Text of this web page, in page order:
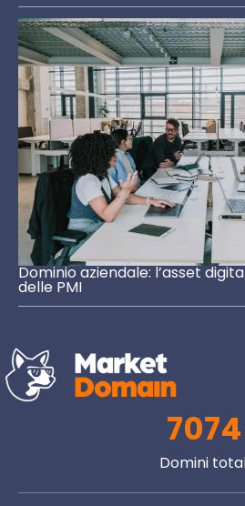
Dominio aziendale: l’asset
delle PMI
7074
Domini